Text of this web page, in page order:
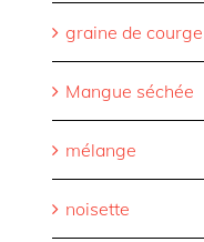
graine de courge
Mangue séchée
mélange
noisette